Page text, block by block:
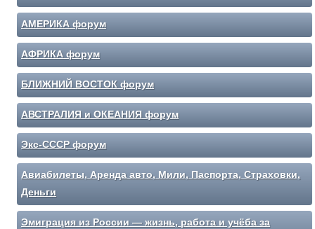
АМЕРИКА форум
АФРИКА форум
БЛИЖНИЙ ВОСТОК форум
АВСТРАЛИЯ и ОКЕАНИЯ форум
Экс-СССР форум
Авиабилеты, Аренда авто, Мили, Паспорта, Страховки,
Деньги
Эмиграция из России — жизнь, работа и учёба за